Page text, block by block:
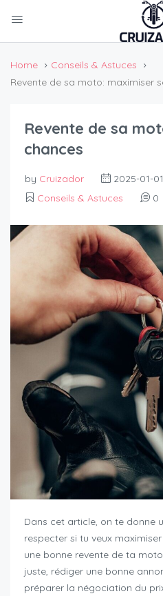
Home
Conseils & Astuces
Revente de sa moto: maximiser
Revente de sa
chances
by Cruizador
2025-01-01
Conseils & Astuces
0
Dans cet article, on te donne
respecter si tu veux
une bonne revente de ta
juste, rédiger une bonne
préparer la négociation du